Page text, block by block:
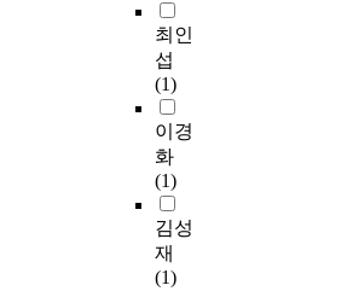
최인
섭
(1)
이경
화
(1)
김성
재
(1)